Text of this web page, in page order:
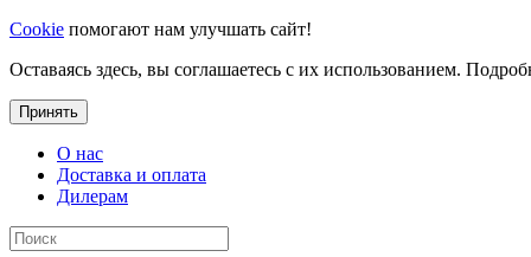
Cookie помогают нам улучшать сайт!
Оставаясь здесь, вы соглашаетесь с их использованием.
Принять
О нас
Доставка и оплата
Дилерам